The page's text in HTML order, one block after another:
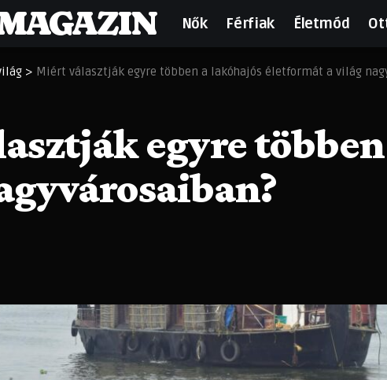
MAGAZIN Nők Férfiak Életmód
> Miért választják egyre többen a lakóhajós életformát a világ
egyre